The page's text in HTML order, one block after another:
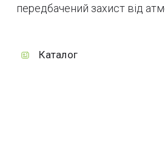
передбачений захист від
Каталог